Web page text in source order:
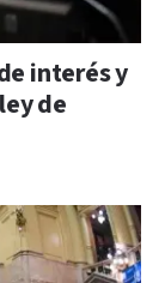
interés y
de